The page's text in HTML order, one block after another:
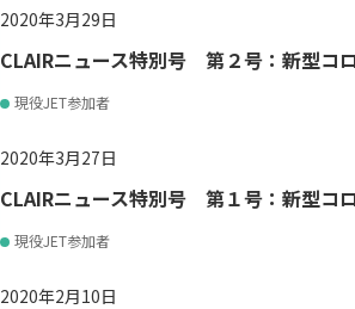
2020年3月29日
CLAIRニュース特別号 第２号：新型コ
現役JET参加者
2020年3月27日
CLAIRニュース特別号 第１号：新型コ
現役JET参加者
2020年2月10日